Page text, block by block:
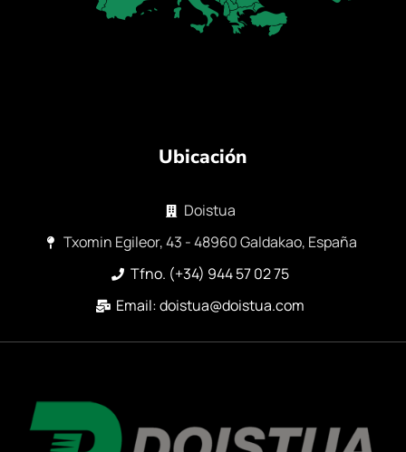
Ubicación
Doistua
Txomin Egileor, 43 - 48960 Galdakao, España
Tfno. (+34) 944 57 02 75
Email: doistua@doistua.com